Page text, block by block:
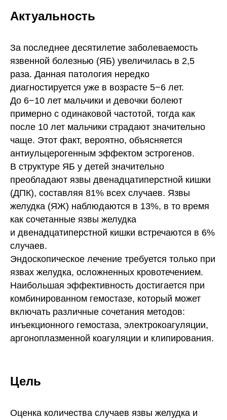
Актуальность
За последнее десятилетие заболеваемость
язвенной болезнью (ЯБ) увеличилась в 2,5
раза. Данная патология нередко
диагностируется уже в возрасте 5−6 лет.
До 6−10 лет мальчики и девочки болеют
примерно с одинаковой частотой, тогда как
после 10 лет мальчики страдают значительно
чаще. Этот факт, вероятно, объясняется
антиульцерогенным эффектом эстрогенов.
В структуре ЯБ у детей значительно
преобладают язвы двенадцатиперстной кишки
(ДПК), составляя 81% всех случаев. Язвы
желудка (ЯЖ) наблюдаются в 13%, в то время
как сочетанные язвы желудка
и двенадцатиперстной кишки встречаются в 6%
случаев.
Эндоскопическое лечение требуется только при
язвах желудка, осложненных кровотечением.
Наибольшая эффективность достигается при
комбинированном гемостазе, который может
включать различные сочетания методов:
инъекционного гемостаза, электрокоагуляции,
аргоноплазменной коагуляции и клипирования.
Цель
Оценка количества случаев язвы желудка и